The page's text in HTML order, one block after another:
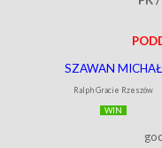
SZAWAN MICHAŁ
Ralph Gracie Rzeszów
WIN